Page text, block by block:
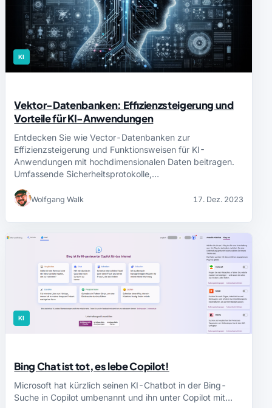
KI
Vektor-Datenbanken: Effizienzsteigerung und
Vorteile für KI-Anwendungen
Entdecken Sie wie Vector-Datenbanken zur
Effizienzsteigerung und Funktionsweisen für KI-
Anwendungen mit hochdimensionalen Daten beitragen.
Umfassende Sicherheitsprotokolle,…
Wolfgang Walk 17. Dez. 2023
KI
Bing Chat ist tot, es lebe Copilot!
Microsoft hat kürzlich seinen KI-Chatbot in der Bing-
Suche in Copilot umbenannt und ihn unter Copilot mit…